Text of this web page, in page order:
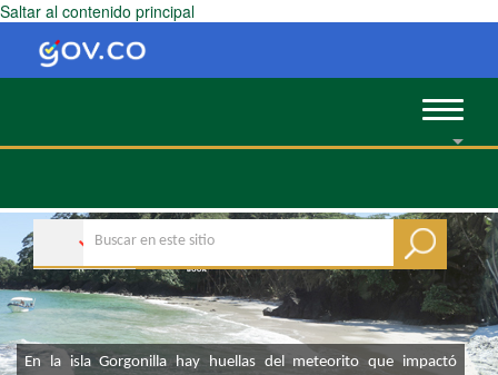
Saltar al contenido principal
Toggle
En la isla Gorgonilla hay huellas del meteorito que impactó